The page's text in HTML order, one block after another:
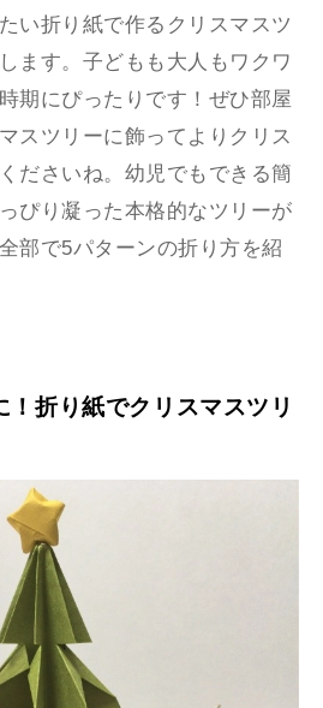
い折り紙で作るクリスマスツ
ます。子どもも大人もワクワ
期にぴったりです！ぜひ部屋
スツリーに飾ってよりクリス
ださいね。幼児でもできる簡
ぴり凝った本格的なツリーが
部で5パターンの折り方を紹
！折り紙でクリスマスツリ